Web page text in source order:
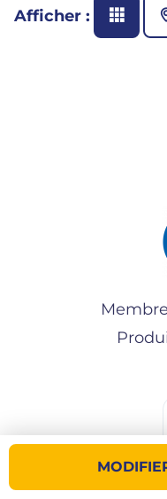
Afficher :